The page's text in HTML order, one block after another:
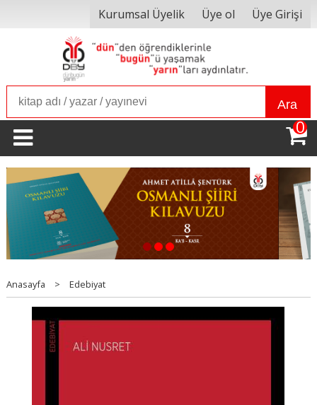
Kurumsal Üyelik Üye ol Üye Girişi
Ara
0
1 2 3
Anasayfa > Edebiyat